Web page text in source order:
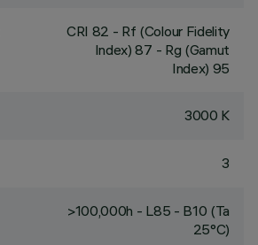
CRI 82 - Rf (Colour Fidelity
Index) 87 - Rg (Gamut
Index) 95
3000 K
3
>100,000h - L85 - B10 (Ta
25°C)